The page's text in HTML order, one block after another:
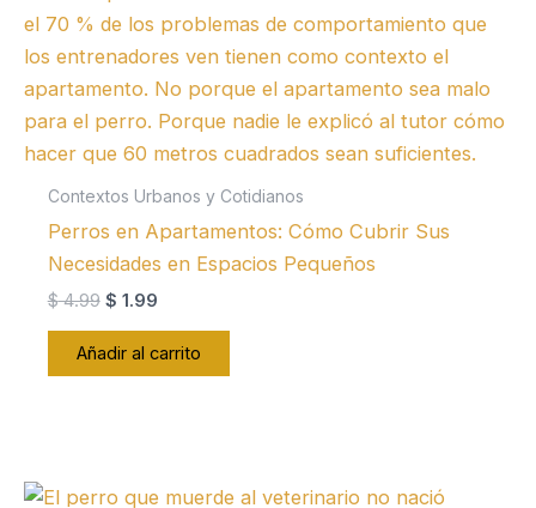
Contextos Urbanos y Cotidianos
Perros en Apartamentos: Cómo Cubrir Sus
Necesidades en Espacios Pequeños
$4.99 El
original
$ 1.99El
actual
Añadir al carrito